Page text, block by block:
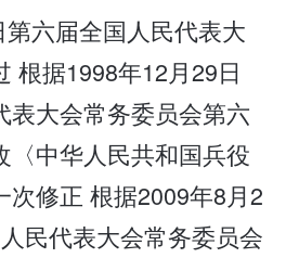
第六届全国人民代表大
根据1998年12月29日
表大会常务委员会第六
〈中华人民共和国兵役
次修正 根据2009年8月2
民代表大会常务委员会